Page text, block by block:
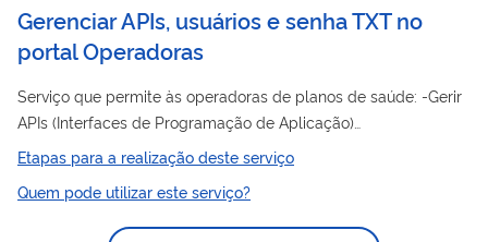
Gerenciar APIs, usuários e senha TXT no
portal Operadoras
Serviço que permite às operadoras de planos de saúde: -Gerir
APIs (Interfaces de Programação de Aplicação)
disponibilizados pela ANS viaPortalOperadoras; -Gerir
pela ANS viaPortalOperadoras; -Gerir (criar ou alterar) senha
TXT. Essa senha é utilizada em sistemas antigos da ANS,
Etapas para a realização deste serviço
Quem pode utilizar este serviço?